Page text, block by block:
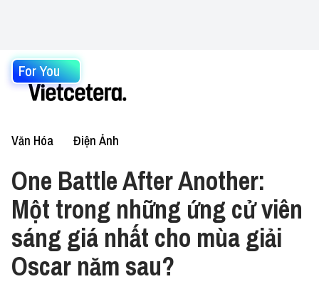
For You
Văn Hóa Điện Ảnh
One Battle After Another:
Một trong những ứng cử viên
sáng giá nhất cho mùa giải
Oscar năm sau?